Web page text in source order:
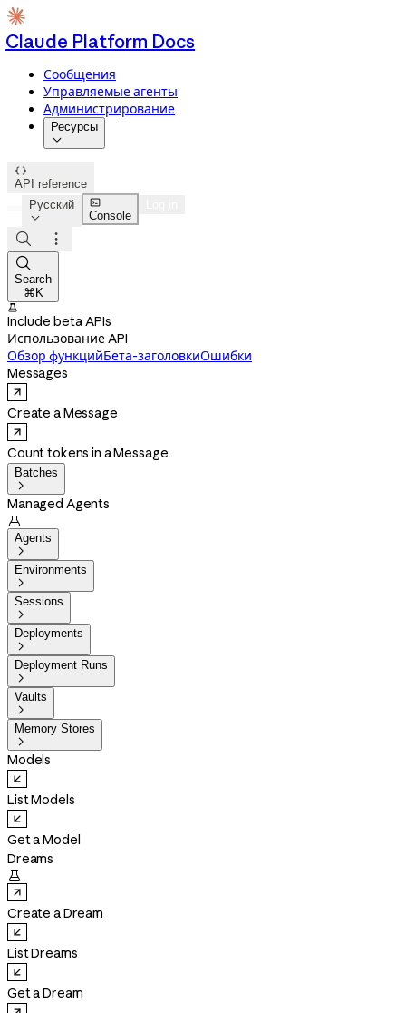
Claude Platform Docs
Сообщения
Управляемые агенты
Администрирование
Ресурсы


API reference
Русский


Console



Search
⌘K

Include beta APIs
Использование API
Обзор функцийБета-заголовкиОшибки
Messages
Create a Message
Count tokens in a Message
Batches

Managed Agents

Agents

Environments

Sessions

Deployments

Deployment Runs

Vaults

Memory Stores

Models
List Models
Get a Model
Dreams

Create a Dream
List Dreams
Get a Dream